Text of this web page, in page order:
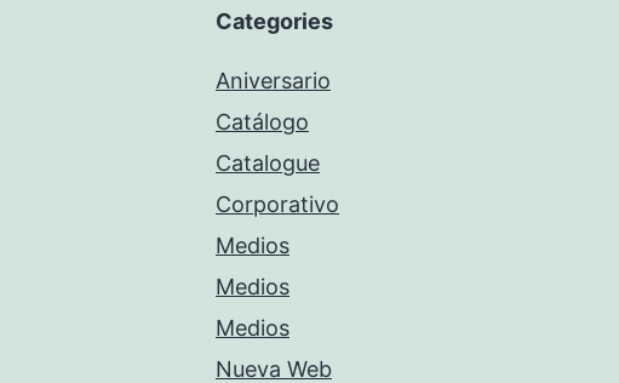
Categories
Aniversario
Catálogo
Catalogue
Corporativo
Medios
Medios
Medios
Nueva Web